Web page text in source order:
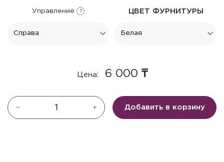
Управление ЦВЕТ ФУРНИТУРЫ
Цена: 6 000 ₸
Добавить в корзину